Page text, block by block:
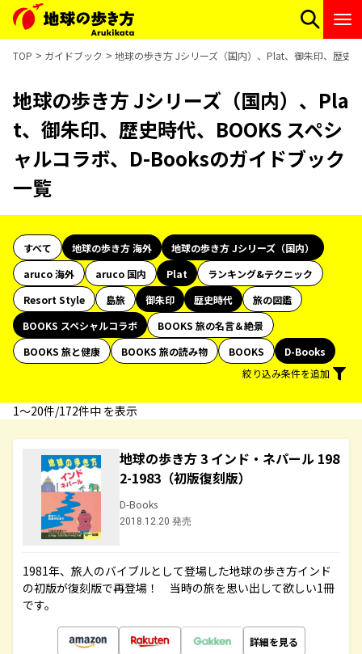
TOP ガイドブック 地球の歩き方 Jシリーズ（国内）、Plat、御朱印、歴史
地球の歩き方 Jシリーズ（国内）、Pla
t、御朱印、歴史時代、BOOKS スペシ
ャルコラボ、D-Booksのガイドブック
一覧
すべて 地球の歩き方 海外
地球の歩き方 Jシリーズ（国内）
aruco 海外
aruco 国内 Plat
ランキング&テクニック
Resort Style
島旅 御朱印 歴史時代
旅の図鑑
BOOKS スペシャルコラボ
BOOKS 旅の名言＆絶景
BOOKS 旅と健康
BOOKS 旅の読み物 BOOKS
D-Books
絞り込み条件を追加
1〜20件/172件中 を表示
地球の歩き方 3 インド・ネパール 198
2-1983（初版復刻版）
D-Books
2018.12.20 発売
1981年、旅人のバイブルとして登場した地球の歩き方インド
の初版が復刻版で再登場！ 当時の旅を思い出して欲しい1冊
です。
詳細を見る